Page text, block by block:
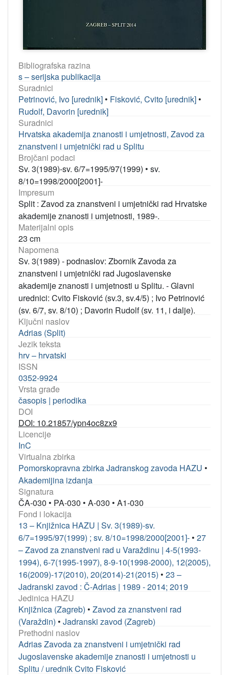
Bibliografska razina
s – serijska publikacija
Suradnici
Petrinović, Ivo [urednik] • Fisković, Cvito [urednik] •
Rudolf, Davorin [urednik]
Suradnici
Hrvatska akademija znanosti i umjetnosti, Zavod za
znanstveni i umjetnički rad u Splitu
Brojčani podaci
Sv. 3(1989)-sv. 6/7=1995/97(1999) • sv.
8/10=1998/2000[2001]-
Impresum
Split : Zavod za znanstveni i umjetnički rad Hrvatske
akademije znanosti i umjetnosti, 1989-.
Materijalni opis
23 cm
Napomena
Sv. 3(1989) - podnaslov: Zbornik Zavoda za
znanstveni i umjetnički rad Jugoslavenske
akademije znanosti i umjetnosti u Splitu. - Glavni
urednici: Cvito Fisković (sv.3, sv.4/5) ; Ivo Petrinović
(sv. 6/7, sv. 8/10) ; Davorin Rudolf (sv. 11, i dalje).
Ključni naslov
Adrias (Split)
Jezik teksta
hrv – hrvatski
ISSN
0352-9924
Vrsta građe
časopis | periodika
DOI
DOI: 10.21857/ypn4oc8zx9
Licencije
InC
Virtualna zbirka
Pomorskopravna zbirka Jadranskog zavoda HAZU •
Akademijina izdanja
Signatura
ČA-030 • PA-030 • A-030 • A1-030
Fond i lokacija
13 – Knjižnica HAZU | Sv. 3(1989)-sv.
6/7=1995/97(1999) ; sv. 8/10=1998/2000[2001]- • 27
– Zavod za znanstveni rad u Varaždinu | 4-5(1993-
1994), 6-7(1995-1997), 8-9-10(1998-2000), 12(2005),
16(2009)-17(2010), 20(2014)-21(2015) • 23 –
Jadranski zavod : Č-Adrias | 1989 - 2014; 2019
Jedinica HAZU
Knjižnica (Zagreb) • Zavod za znanstveni rad
(Varaždin) • Jadranski zavod (Zagreb)
Prethodni naslov
Adrias Zavoda za znanstveni i umjetnički rad
Jugoslavenske akademije znanosti i umjetnosti u
Splitu / urednik Cvito Fisković